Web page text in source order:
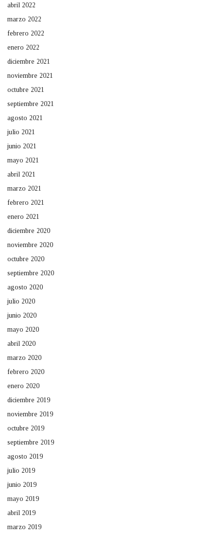
abril 2022
marzo 2022
febrero 2022
enero 2022
diciembre 2021
noviembre 2021
octubre 2021
septiembre 2021
agosto 2021
julio 2021
junio 2021
mayo 2021
abril 2021
marzo 2021
febrero 2021
enero 2021
diciembre 2020
noviembre 2020
octubre 2020
septiembre 2020
agosto 2020
julio 2020
junio 2020
mayo 2020
abril 2020
marzo 2020
febrero 2020
enero 2020
diciembre 2019
noviembre 2019
octubre 2019
septiembre 2019
agosto 2019
julio 2019
junio 2019
mayo 2019
abril 2019
marzo 2019